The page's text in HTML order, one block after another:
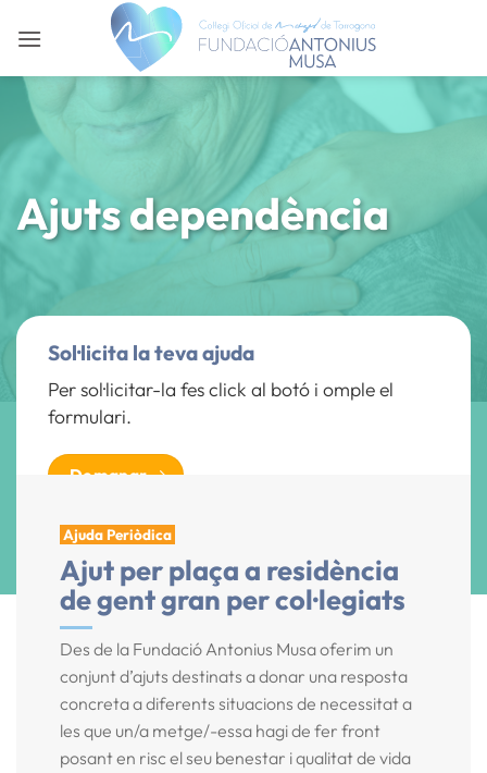
Ajuts dependència
Sol·licita la teva ajuda
Per sol·licitar-la fes click al botó i omple el
formulari.
Demanar
Ajuda Periòdica
Ajut per plaça a residència
de gent gran per col·legiats
Des de la Fundació Antonius Musa oferim un
conjunt d’ajuts destinats a donar una resposta
concreta a diferents situacions de necessitat a
les que un/a metge/-essa hagi de fer front
posant en risc el seu benestar i qualitat de vida